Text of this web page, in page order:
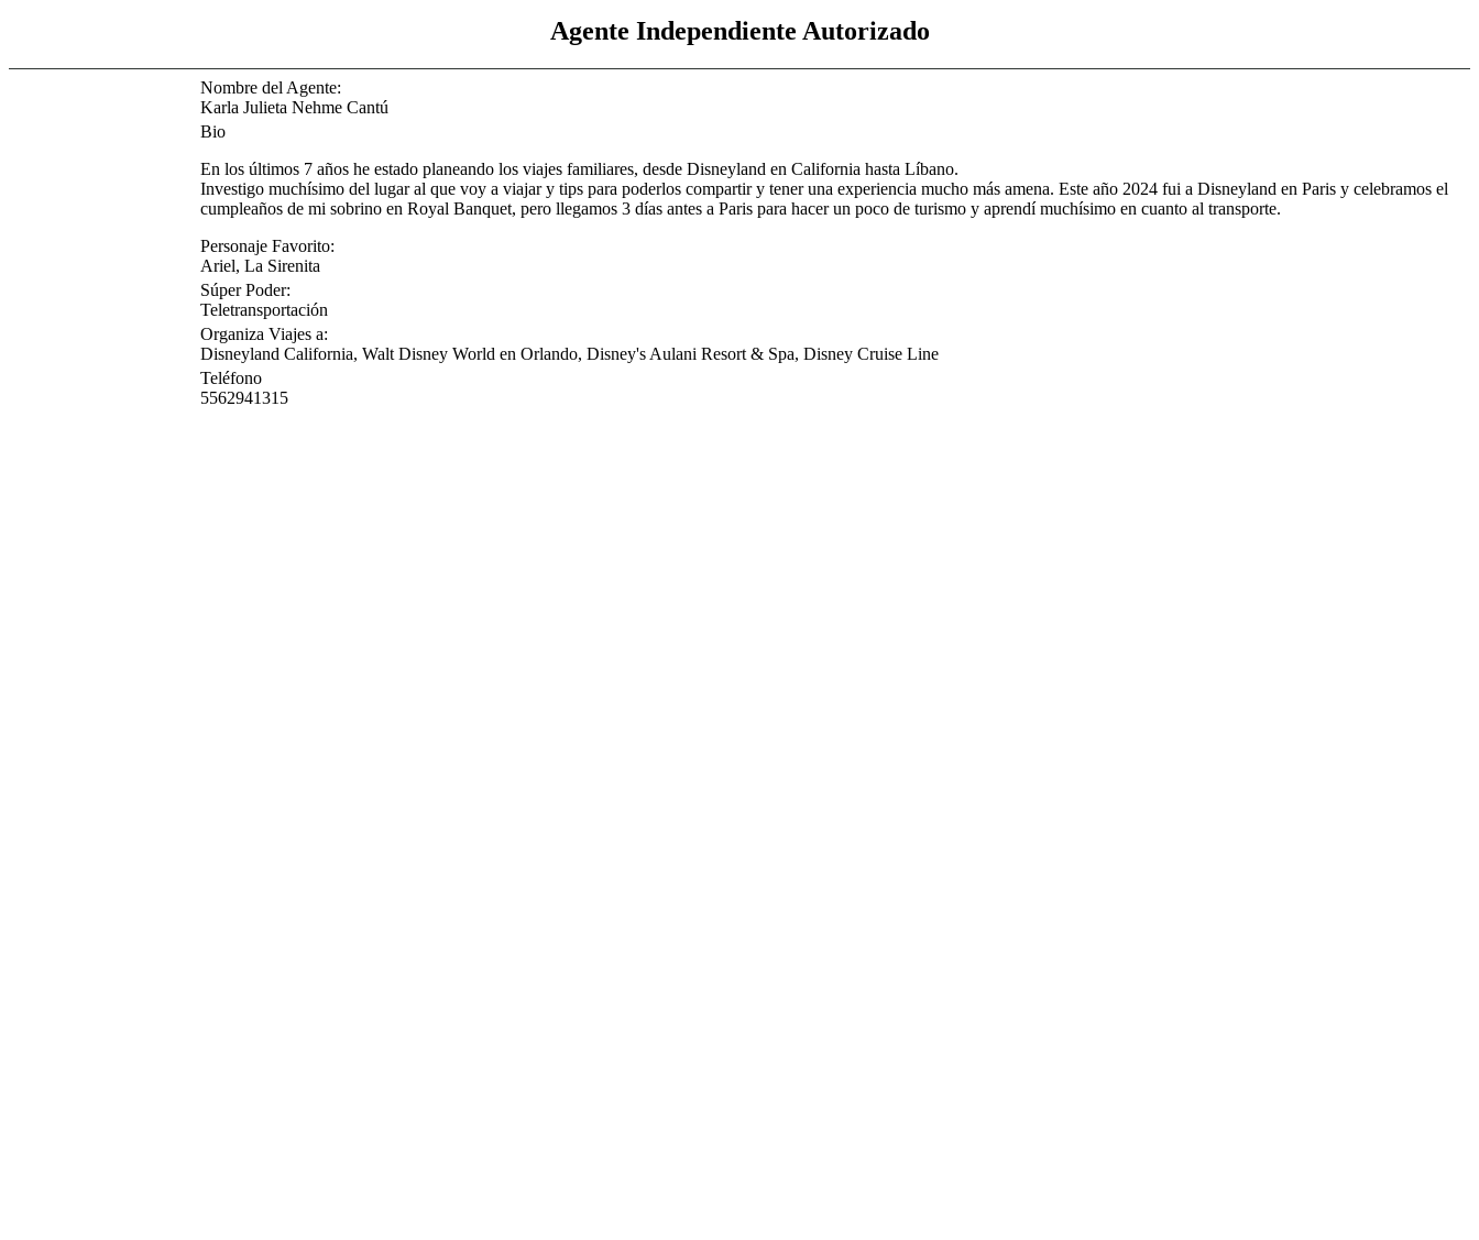
Agente Independiente Autorizado
Nombre del Agente:
Karla Julieta Nehme Cantú
Bio
En los últimos 7 años he estado planeando los viajes familiares, desde Disneyland en California hasta Líbano.
Investigo muchísimo del lugar al que voy a viajar y tips para poderlos compartir y tener una experiencia mucho más amena. Este año 2024 fui a Disneyland en Paris y celebramos el
cumpleaños de mi sobrino en Royal Banquet, pero llegamos 3 días antes a Paris para hacer un poco de turismo y aprendí muchísimo en cuanto al transporte.
Personaje Favorito:
Ariel, La Sirenita
Súper Poder:
Teletransportación
Organiza Viajes a:
Disneyland California, Walt Disney World en Orlando, Disney's Aulani Resort & Spa, Disney Cruise Line
Teléfono
5562941315